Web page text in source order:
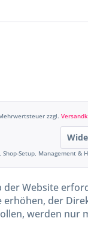
zzgl.
Shop-Setup, Management &
Website
erhöhen, der
werden nur